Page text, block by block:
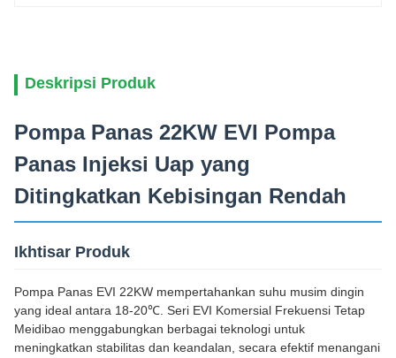
Deskripsi Produk
Pompa Panas 22KW EVI Pompa
Panas Injeksi Uap yang
Ditingkatkan Kebisingan Rendah
Ikhtisar Produk
Pompa Panas EVI 22KW mempertahankan suhu musim dingin
yang ideal antara 18-20℃. Seri EVI Komersial Frekuensi Tetap
Meidibao menggabungkan berbagai teknologi untuk
meningkatkan stabilitas dan keandalan, secara efektif menangani